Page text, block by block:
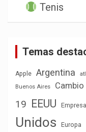
Tenis
Temas
Apple Argentina
Buenos Aires
19 EEUU
Unidos
Europa